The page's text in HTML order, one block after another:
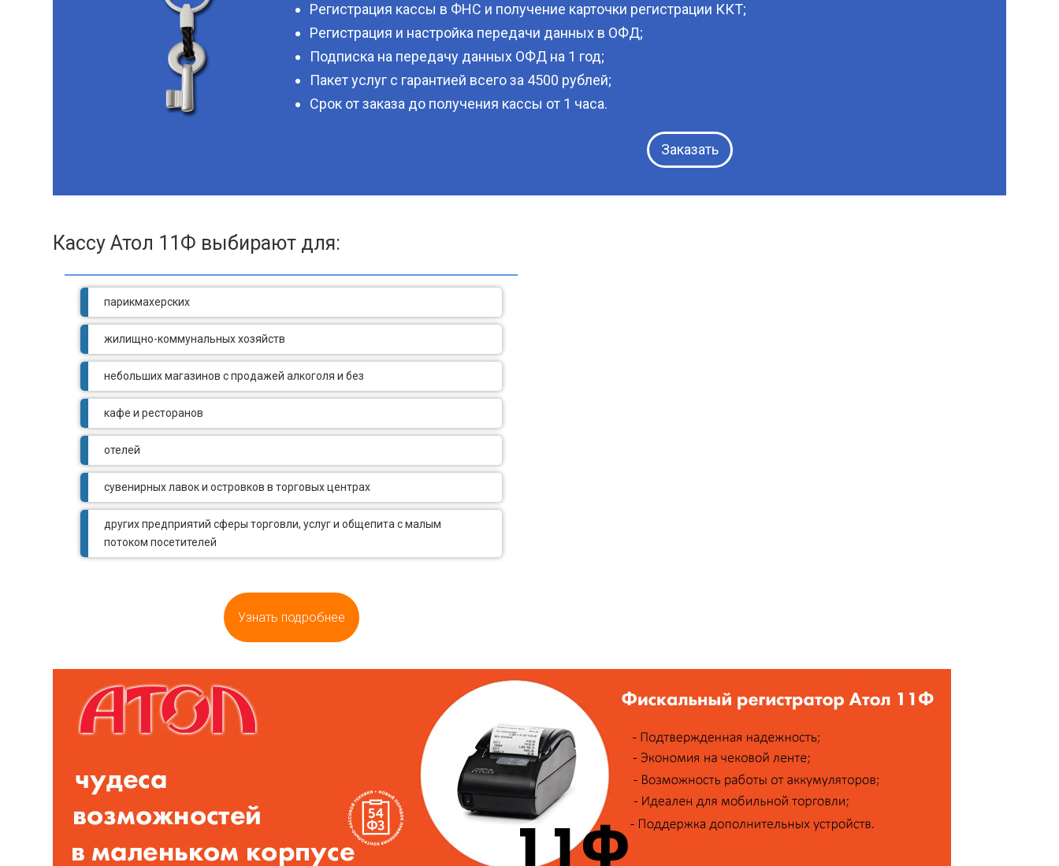
Регистрация кассы в ФНС и получение карточки регистрации ККТ;
Регистрация и настройка передачи данных в ОФД;
Подписка на передачу данных ОФД на 1 год;
Пакет услуг с гарантией всего за 4500 рублей;
Срок от заказа до получения кассы от 1 часа.
Заказать
Кассу Атол 11Ф выбирают для:
парикмахерских
жилищно-коммунальных хозяйств
небольших магазинов с продажей алкоголя и без
кафе и ресторанов
отелей
сувенирных лавок и островков в торговых центрах
других предприятий сферы торговли, услуг и общепита с малым
потоком посетителей
Узнать подробнее